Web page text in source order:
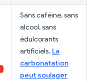
Sans caféine, sans
alcool, sans
édulcorants
artificiels. La
carbonatation
peut soulager